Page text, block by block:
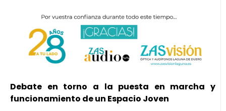
Debate en torno a la puesta en marcha y
funcionamiento de un Espacio Joven